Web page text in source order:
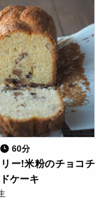
60分
ー!米粉のチョコチ
ケーキ